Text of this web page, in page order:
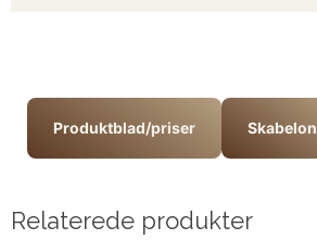
Produktblad/priser Skabelon
Relaterede produkter